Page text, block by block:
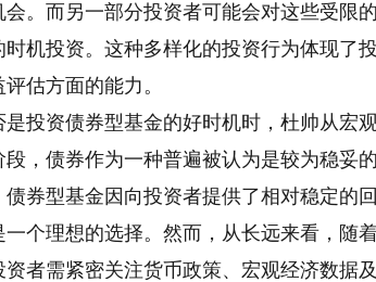
。而另一部分投资者可能会对这些受限
机投资。这种多样化的投资行为体现了
估方面的能力。
投资债券型基金的好时机时，杜帅从宏
，债券作为一种普遍被认为是较为稳妥
券型基金因向投资者提供了相对稳定的
一个理想的选择。然而，从长远来看，随
者需紧密关注货币政策、宏观经济数据